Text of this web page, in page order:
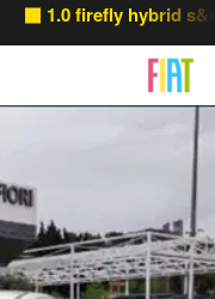
1.0 firefly hybrid